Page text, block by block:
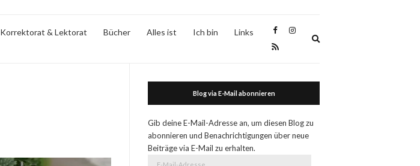
Korrektorat & Lektorat Bücher Alles ist Ich bin
Links
Blog via E-Mail abonnieren
Gib deine E-Mail-Adresse an, um diesen Blog zu
abonnieren und Benachrichtigungen über neue
Beiträge via E-Mail zu erhalten.